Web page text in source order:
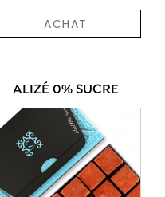
ACHAT
ALIZÉ 0% SUCRE